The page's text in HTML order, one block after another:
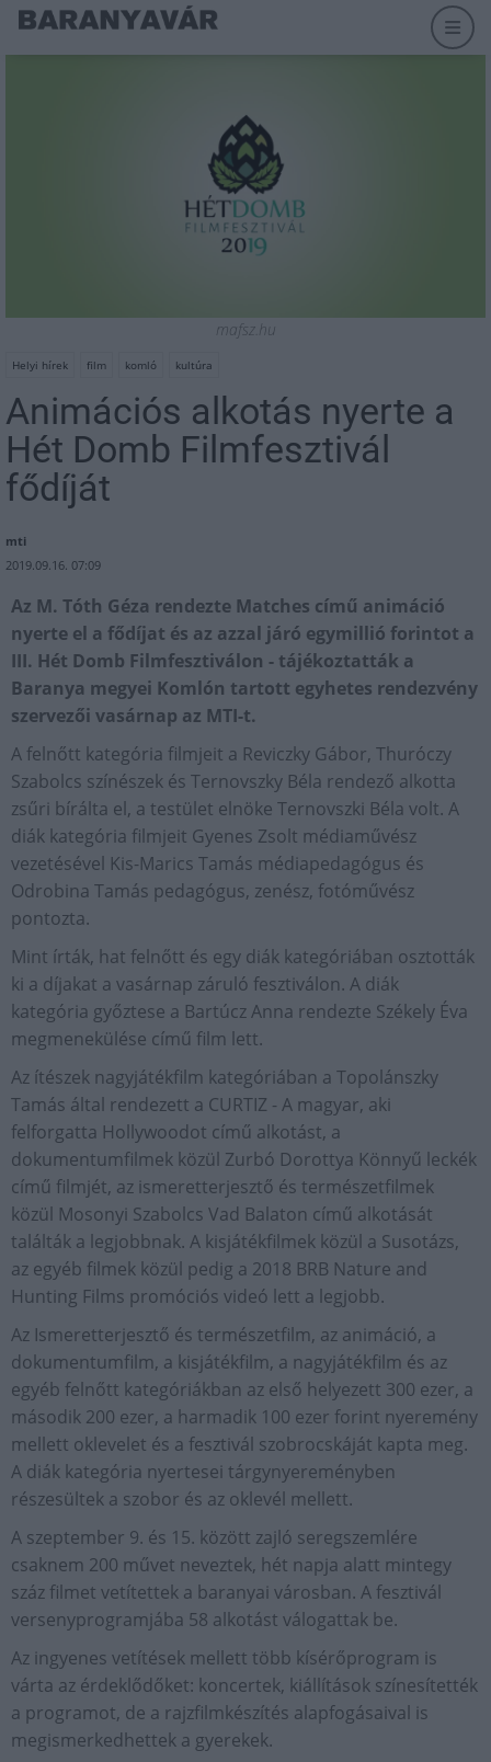
mafsz.hu
Helyi hírek film komló kultúra
Animációs alkotás nyerte a
Hét Domb Filmfesztivál
fődíját
mti
2019.09.16. 07:09
Az M. Tóth Géza rendezte Matches című animáció
nyerte el a fődíjat és az azzal járó egymillió forintot a
III. Hét Domb Filmfesztiválon - tájékoztatták a
Baranya megyei Komlón tartott egyhetes rendezvény
szervezői vasárnap az MTI-t.
A felnőtt kategória filmjeit a Reviczky Gábor, Thuróczy
Szabolcs színészek és Ternovszky Béla rendező alkotta
zsűri bírálta el, a testület elnöke Ternovszki Béla volt. A
diák kategória filmjeit Gyenes Zsolt médiaművész
vezetésével Kis-Marics Tamás médiapedagógus és
Odrobina Tamás pedagógus, zenész, fotóművész
pontozta.
Mint írták, hat felnőtt és egy diák kategóriában osztották
ki a díjakat a vasárnap záruló fesztiválon. A diák
kategória győztese a Bartúcz Anna rendezte Székely Éva
megmenekülése című film lett.
Az ítészek nagyjátékfilm kategóriában a Topolánszky
Tamás által rendezett a CURTIZ - A magyar, aki
felforgatta Hollywoodot című alkotást, a
dokumentumfilmek közül Zurbó Dorottya Könnyű leckék
című filmjét, az ismeretterjesztő és természetfilmek
közül Mosonyi Szabolcs Vad Balaton című alkotását
találták a legjobbnak. A kisjátékfilmek közül a Susotázs,
az egyéb filmek közül pedig a 2018 BRB Nature and
Hunting Films promóciós videó lett a legjobb.
Az Ismeretterjesztő és természetfilm, az animáció, a
dokumentumfilm, a kisjátékfilm, a nagyjátékfilm és az
egyéb felnőtt kategóriákban az első helyezett 300 ezer, a
második 200 ezer, a harmadik 100 ezer forint nyeremény
mellett oklevelet és a fesztivál szobrocskáját kapta meg.
A diák kategória nyertesei tárgynyereményben
részesültek a szobor és az oklevél mellett.
A szeptember 9. és 15. között zajló seregszemlére
csaknem 200 művet neveztek, hét napja alatt mintegy
száz filmet vetítettek a baranyai városban. A fesztivál
versenyprogramjába 58 alkotást válogattak be.
Az ingyenes vetítések mellett több kísérőprogram is
várta az érdeklődőket: koncertek, kiállítások színesítették
a programot, de a rajzfilmkészítés alapfogásaival is
megismerkedhettek a gyerekek.